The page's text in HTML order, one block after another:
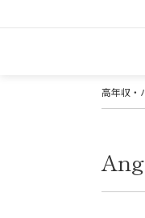
高年収・